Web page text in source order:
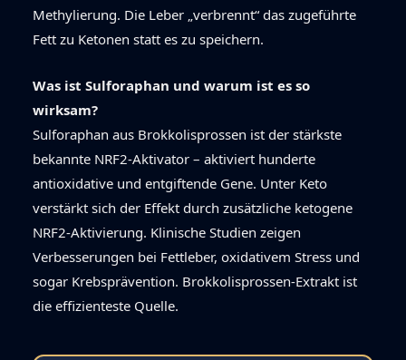
Methylierung. Die Leber „verbrennt“ das zugeführte
Fett zu Ketonen statt es zu speichern.
Was ist Sulforaphan und warum ist es so
wirksam?
Sulforaphan aus Brokkolisprossen ist der stärkste
bekannte NRF2-Aktivator – aktiviert hunderte
antioxidative und entgiftende Gene. Unter Keto
verstärkt sich der Effekt durch zusätzliche ketogene
NRF2-Aktivierung. Klinische Studien zeigen
Verbesserungen bei Fettleber, oxidativem Stress und
sogar Krebsprävention. Brokkolisprossen-Extrakt ist
die effizienteste Quelle.